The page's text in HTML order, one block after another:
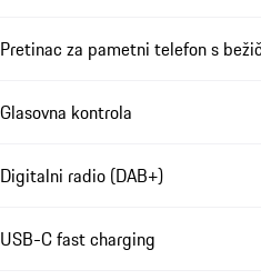
Pretinac za pametni telefon s
Glasovna kontrola
Digitalni radio (DAB+)
USB-C fast charging